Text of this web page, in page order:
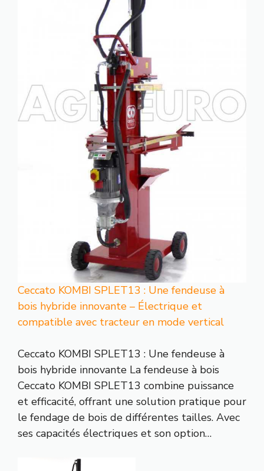
Ceccato KOMBI SPLET13 : Une fendeuse à
bois hybride innovante – Électrique et
compatible avec tracteur en mode vertical
Ceccato KOMBI SPLET13 : Une fendeuse à
bois hybride innovante La fendeuse à bois
Ceccato KOMBI SPLET13 combine puissance
et efficacité, offrant une solution pratique pour
le fendage de bois de différentes tailles. Avec
ses capacités électriques et son option…